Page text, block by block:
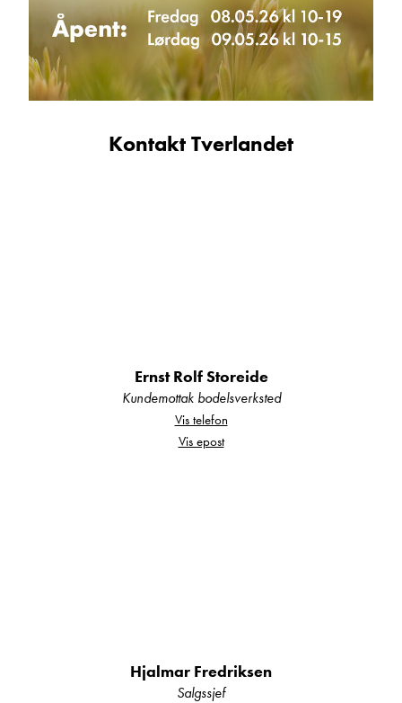
Ta kontakt
Denne siden er beskyttet av reCAPTCHA og Google
Kontakt Tverlandet
Ernst Rolf Storeide
Kundemottak bodelsverksted
Vis telefon
Vis epost
Hjalmar Fredriksen
Salgssjef